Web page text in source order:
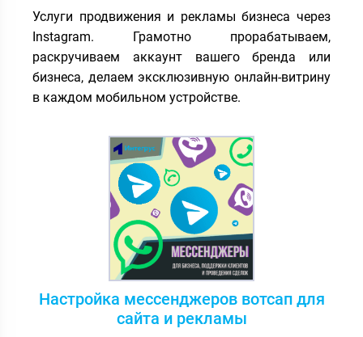
Услуги продвижения и рекламы бизнеса через
Instagram. Грамотно прорабатываем,
раскручиваем аккаунт вашего бренда или
бизнеса, делаем эксклюзивную онлайн-витрину
в каждом мобильном устройстве.
Настройка мессенджеров вотсап для
сайта и рекламы